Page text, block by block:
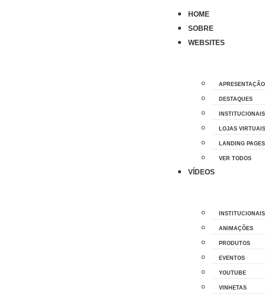
HOME
SOBRE
WEBSITES
APRESENTAÇÃO
DESTAQUES
INSTITUCIONAIS
LOJAS VIRTUAIS
LANDING PAGES
VER TODOS
VÍDEOS
INSTITUCIONAIS
ANIMAÇÕES
PRODUTOS
EVENTOS
YOUTUBE
VINHETAS